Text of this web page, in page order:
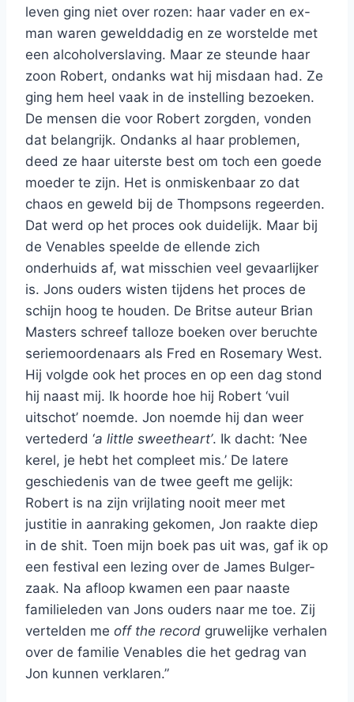
leven ging niet over rozen: haar vader en ex-
man waren gewelddadig en ze worstelde met
een alcoholverslaving. Maar ze steunde haar
zoon Robert, ondanks wat hij misdaan had. Ze
ging hem heel vaak in de instelling bezoeken.
De mensen die voor Robert zorgden, vonden
dat belangrijk. Ondanks al haar problemen,
deed ze haar uiterste best om toch een goede
moeder te zijn. Het is onmiskenbaar zo dat
chaos en geweld bij de Thompsons regeerden.
Dat werd op het proces ook duidelijk. Maar bij
de Venables speelde de ellende zich
onderhuids af, wat misschien veel gevaarlijker
is. Jons ouders wisten tijdens het proces de
schijn hoog te houden. De Britse auteur Brian
Masters schreef talloze boeken over beruchte
seriemoordenaars als Fred en Rosemary West.
Hij volgde ook het proces en op een dag stond
hij naast mij. Ik hoorde hoe hij Robert ‘vuil
uitschot’ noemde. Jon noemde hij dan weer
vertederd ‘a little sweetheart’. Ik dacht: ‘Nee
kerel, je hebt het compleet mis.’ De latere
geschiedenis van de twee geeft me gelijk:
Robert is na zijn vrijlating nooit meer met
justitie in aanraking gekomen, Jon raakte diep
in de shit. Toen mijn boek pas uit was, gaf ik op
een festival een lezing over de James Bulger-
zaak. Na afloop kwamen een paar naaste
familieleden van Jons ouders naar me toe. Zij
vertelden me off the record gruwelijke verhalen
over de familie Venables die het gedrag van
Jon kunnen verklaren.”